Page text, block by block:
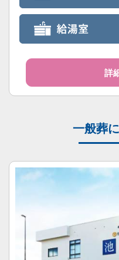
詳
一般葬